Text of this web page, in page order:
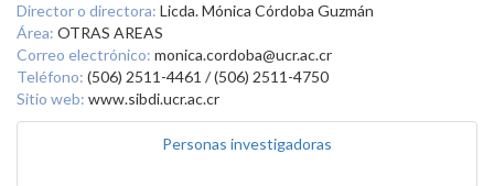
Director o directora: Licda. Mónica Córdoba Guzmán
Área: OTRAS AREAS
Correo electrónico: monica.cordoba@ucr.ac.cr
Teléfono: (506) 2511-4461 / (506) 2511-4750
Sitio web: www.sibdi.ucr.ac.cr
Personas investigadoras